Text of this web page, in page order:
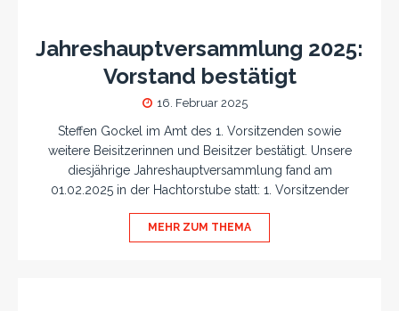
Jahreshauptversammlung 2025:
Vorstand bestätigt
16. Februar 2025
Steffen Gockel im Amt des 1. Vorsitzenden sowie
weitere Beisitzerinnen und Beisitzer bestätigt. Unsere
diesjährige Jahreshauptversammlung fand am
01.02.2025 in der Hachtorstube statt: 1. Vorsitzender
MEHR ZUM THEMA